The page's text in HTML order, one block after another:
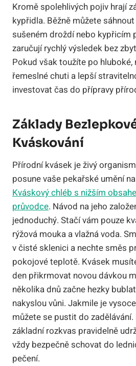
Kromě spolehlivých pojiv hrají
kypřidla. Běžně můžete
sušeném droždí nebo kypřicím
zaručují rychlý výsledek bez
Pokud však toužíte po hluboké,
řemeslné chuti a lepší
investovat čas do přípravy
Základy
Kváskování
Přírodní kvásek je živý
posune vaše pekařské umění
Kváskový chléb s nižším
průvodce. Návod na jeho
jednoduchý. Stačí vám pouze
rýžová mouka a vlažná voda.
v čisté sklenici a nechte směs
pokojové teplotě. Kvásek
den přikrmovat novou dávkou
několika dnů začne hezky
nakyslou vůni. Jakmile je
můžete se pustit do
základní rozkvas pravidelně
vždy bezpečně schovat do
pečení.